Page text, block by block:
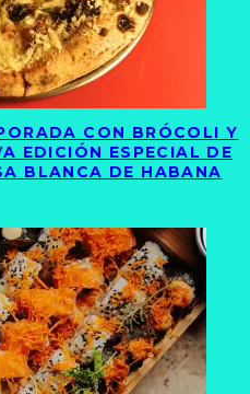
CON BRÓCOLI Y
EDICIÓN ESPECIAL DE
BLANCA DE HABANA